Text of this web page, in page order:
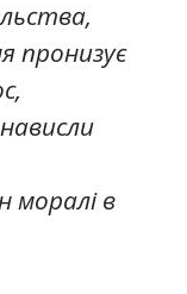
пронизує
моралі в